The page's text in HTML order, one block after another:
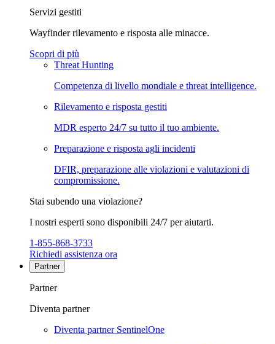
Servizi gestiti
Wayfinder rilevamento e risposta alle minacce.
Scopri di più
Threat Hunting
Competenza di livello mondiale e threat intelligence.
Rilevamento e risposta gestiti
MDR esperto 24/7 su tutto il tuo ambiente.
Preparazione e risposta agli incidenti
DFIR, preparazione alle violazioni e valutazioni di
compromissione.
Stai subendo una violazione?
I nostri esperti sono disponibili 24/7 per aiutarti.
1-855-868-3733
Richiedi assistenza ora
Partner
Partner
Diventa partner
Diventa partner SentinelOne